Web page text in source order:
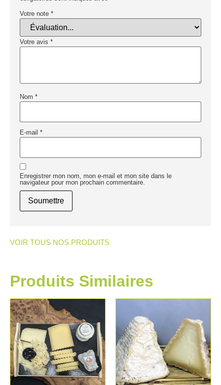
Produits Similaires
Votre note *
Votre avis *
Nom *
E-mail *
Enregistrer mon nom, mon e-mail et mon site dans le
navigateur pour mon prochain commentaire.
VOIR TOUS NOS PRODUITS